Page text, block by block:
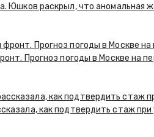
Юшков раскрыл, что аномальная
Прогноз погоды в Москве на
как подтвердить стаж